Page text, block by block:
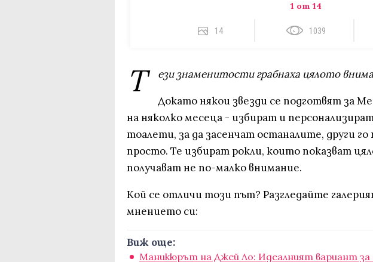
1 от 14
14 1039
Т ези знаменитости грабнаха цялото
Докато някои звезди се подготвят за
на няколко месеца - избират и
тоалети, за да засенчат останалите, други
просто. Те избират рокли, които показват
получават не по-малко внимание.
Кой се отличи този път? Разгледайте
мнението си:
Виж още:
Маникюрът на Джей Ло: Идеалният вариант за